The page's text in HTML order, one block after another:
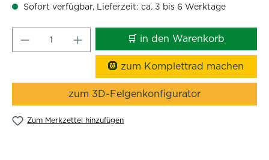
Sofort verfügbar, Lieferzeit: ca. 3 bis 6 Werktage
Produkt Anzahl: Gib den🛒 in den Warenkorb
🛞 zum Komplettrad machen
zum 3D-Felgenkonfigurator
Zum Merkzettel hinzufügen